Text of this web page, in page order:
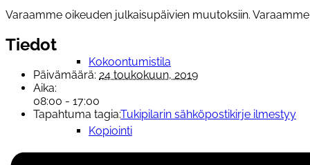
Kokoontumistila
Kopiointi
Varaamme oikeuden julkaisupäivien muutoksiin.
Tiedot
Päivämäärä: 24 toukokuun, 2019
Aika:
08:00 - 17:00
Tapahtuma tagia:Tukipilarin sähköpostikirje ilmestyy